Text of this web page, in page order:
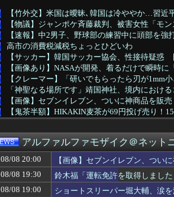
【竹外交】米国は曖昧､韓国は冷ややか…習近
【物議】ジャンポケ斉藤裁判、被害女性「モ
【速報】中2男子、野球部の練習中に頭部を
高市の消費税減税ちょっとひどいわ
【サッカー】韓国サッカー協会、性接待疑惑
【画像あり】NASAが開発、着るだけで瞬時
【クレーマー】「研いでもらったら刃が1mm
「神聖なる場所です」靖国神社、境内におけ
【画像】セブンイレブン、ついに神商品を販売
【鬼茶半額】HIKAKIN麦茶が69円投げ売り！
甲子園出場校 猛暑と資金難に苦しむ [8/8]
【画像】セブンイレブン、ついに神商品を販売
基地害パヨク「出て行かなきゃいけないのは
【しつけぇｗ】中国、海上自衛隊のトマホー
「私達が原爆ドーム前をあけ渡せば核戦争が始
国連事務総長「お金がありません。このままで
アルファルファモザイク＠ネット
08/08 20:00
【画像】セブンイレブン、つい
08/08 19:30
鈴木福「運転免許を取得しました
08/08 19:00
ショートスリーパー堀大輔、涙を